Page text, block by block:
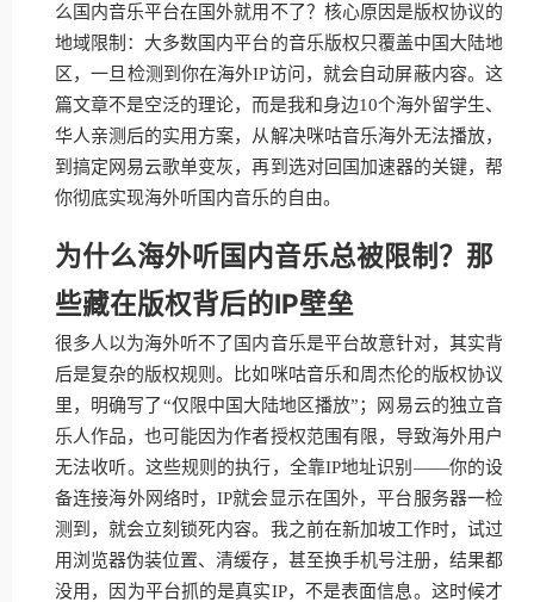
么国内音乐平台在国外就用不了？核心原因是版权协议的
地域限制：大多数国内平台的音乐版权只覆盖中国大陆地
区，一旦检测到你在海外IP访问，就会自动屏蔽内容。这
篇文章不是空泛的理论，而是我和身边10个海外留学生、
华人亲测后的实用方案，从解决咪咕音乐海外无法播放，
到搞定网易云歌单变灰，再到选对回国加速器的关键，帮
你彻底实现海外听国内音乐的自由。
为什么海外听国内音乐总被限制？那
些藏在版权背后的IP壁垒
很多人以为海外听不了国内音乐是平台故意针对，其实背
后是复杂的版权规则。比如咪咕音乐和周杰伦的版权协议
里，明确写了“仅限中国大陆地区播放”；网易云的独立音
乐人作品，也可能因为作者授权范围有限，导致海外用户
无法收听。这些规则的执行，全靠IP地址识别——你的设
备连接海外网络时，IP就会显示在国外，平台服务器一检
测到，就会立刻锁死内容。我之前在新加坡工作时，试过
用浏览器伪装位置、清缓存，甚至换手机号注册，结果都
没用，因为平台抓的是真实IP，不是表面信息。这时候才